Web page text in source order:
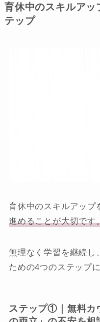
育休中のスキルアッ
テップ
育休中のスキルアップ
進めることが大切です
無理なく学習を継続し
ための4つのステップ
ステップ①｜無料カ